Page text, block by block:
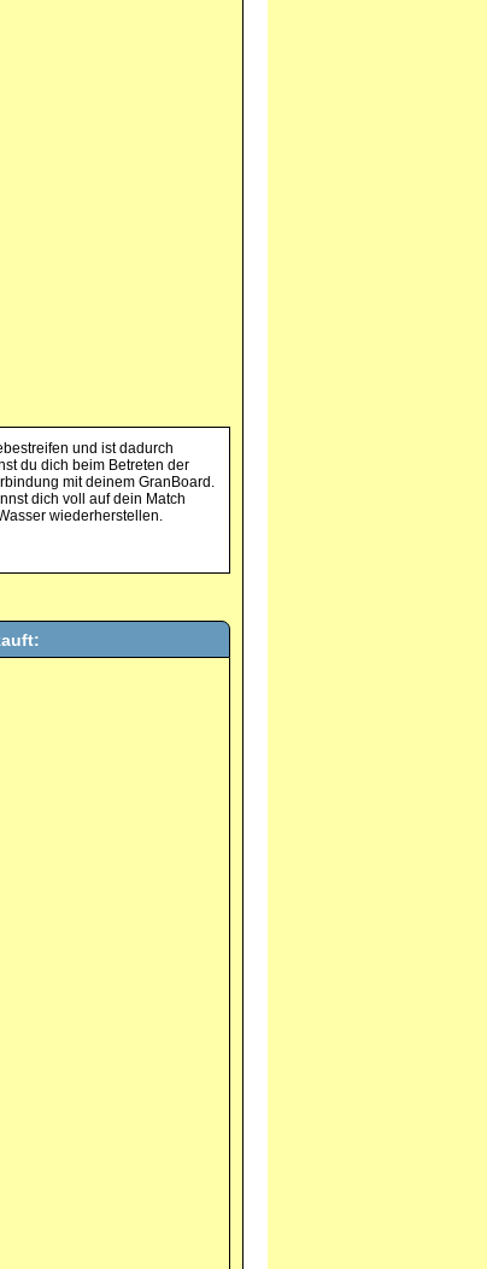
und ist dadurch
du dich beim Betreten der
mit deinem GranBoard.
dich voll auf dein Match
wiederherstellen.